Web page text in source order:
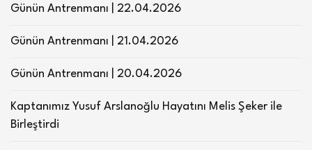
Günün Antrenmanı | 22.04.2026
Günün Antrenmanı | 21.04.2026
Günün Antrenmanı | 20.04.2026
Kaptanımız Yusuf Arslanoğlu Hayatını Melis Şeker ile
Birleştirdi